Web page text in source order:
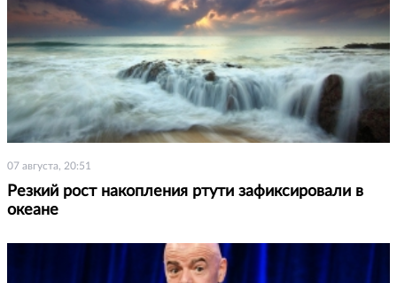
07 августа, 20:51
Резкий рост накопления ртути зафиксировали в
океане